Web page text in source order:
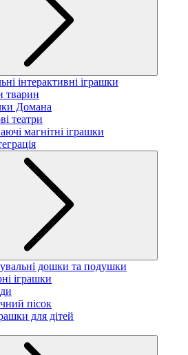
інтерактивні іграшки
тварин
Домана
театри
магнітні іграшки
дошки та подушки
іграшки
пісок
для дітей